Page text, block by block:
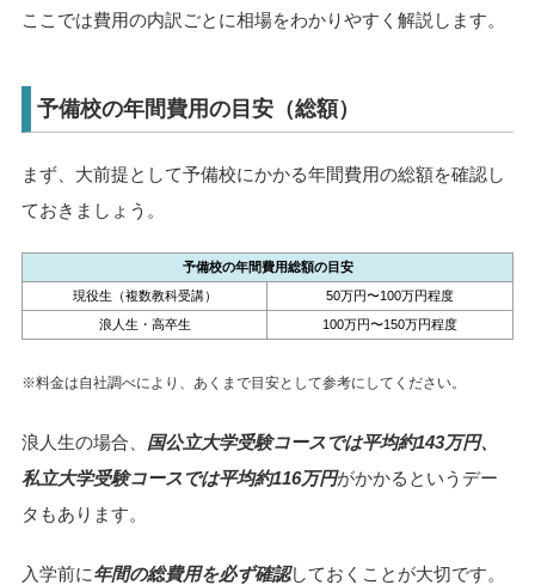
ここでは費用の内訳ごとに相場をわかりやすく解説します。
予備校の年間費用の目安（総額）
まず、大前提として予備校にかかる年間費用の総額を確認し
ておきましょう。
予備校の年間費用総額の目安
現役生（複数教科受講）
50万円〜100万円程度
浪人生・高卒生
100万円〜150万円程度
※料金は自社調べにより、あくまで目安として参考にしてください。
浪人生の場合、 国公立大学受験コースでは平均約143万円、
私立大学受験コースでは平均約116万円がかかるというデー
タもあります。
入学前に年間の総費用を必ず確認しておくことが大切です。